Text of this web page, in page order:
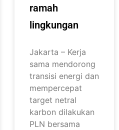
ramah
lingkungan
Jakarta – Kerja
sama mendorong
transisi energi dan
mempercepat
target netral
karbon dilakukan
PLN bersama